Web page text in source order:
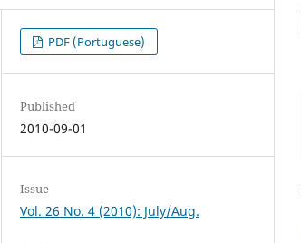
PDF (Portuguese)
Published
2010-09-01
Issue
Vol. 26 No. 4 (2010): July/Aug.